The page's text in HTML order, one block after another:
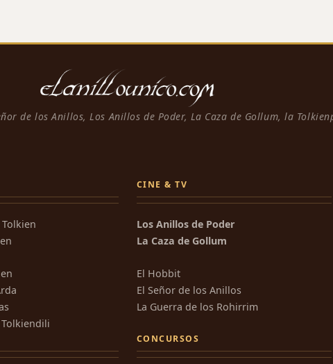
de los Anillos, Los Anillos de Poder, La Caza de Gollum, la
Tolkien
CINE & TV
Los Anillos de Poder
La Caza de Gollum
El Hobbit
El Señor de los Anillos
La Guerra de los Rohirrim
CONCURSOS